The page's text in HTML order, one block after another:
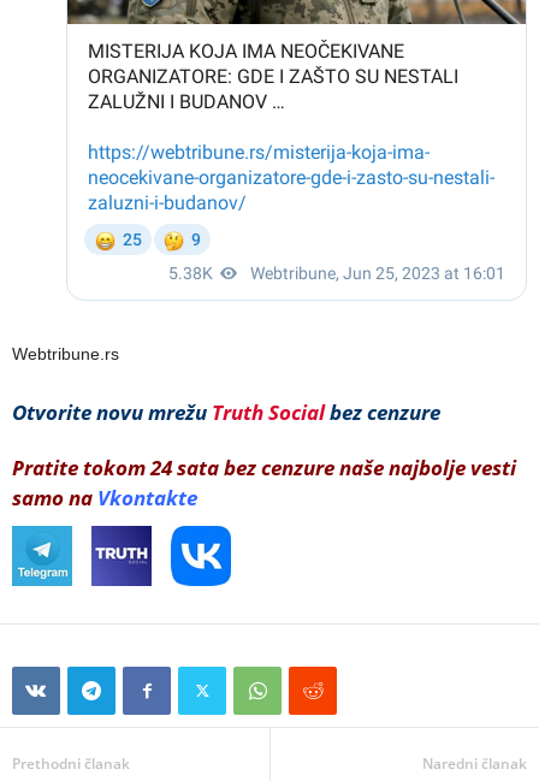
Webtribune.rs
Otvorite novu mrežu Truth Socialbez cenzure
Pratite tokom 24 sata bez cenzure naše najbolje vesti
samo na Vkontakte
Prethodni članak Naredni članak